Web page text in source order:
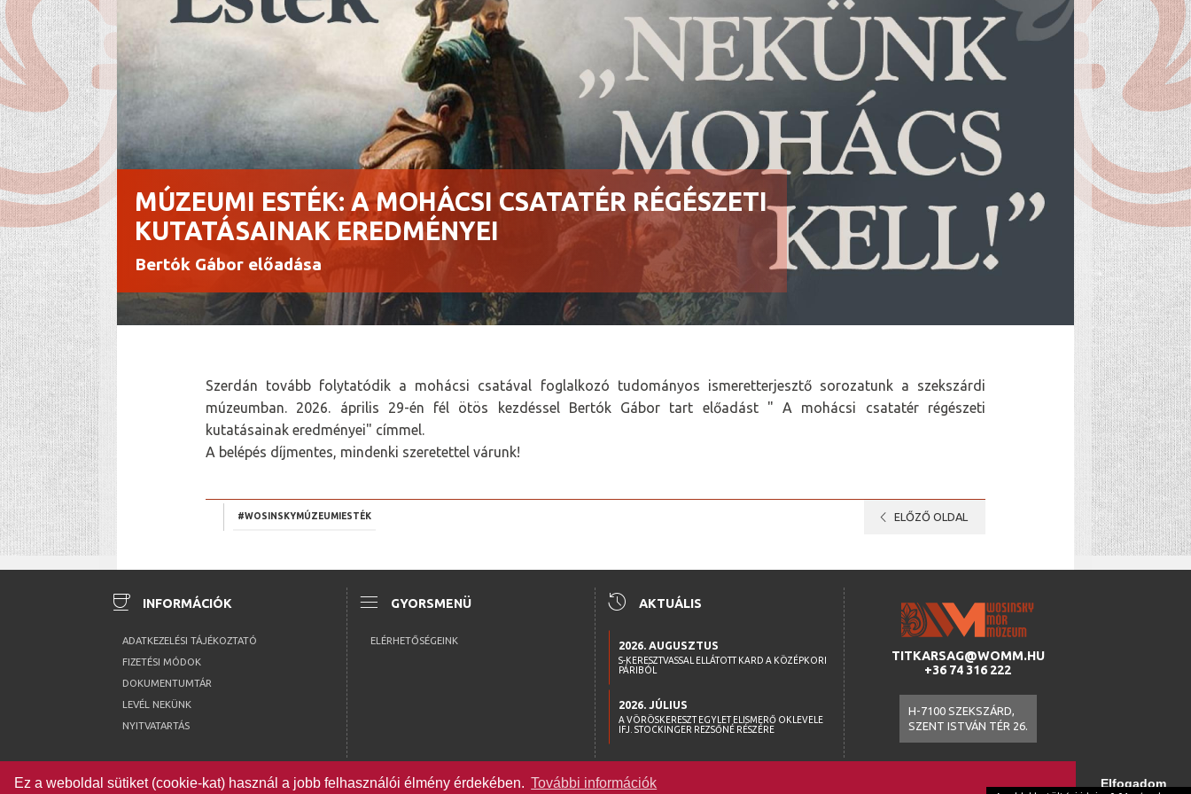
Ez a weboldal sütiket (cookie-kat) használ a jobb felhasználói élmény érdekében. További információk Elfogadom
MÚZEUMI ESTÉK: A MOHÁCSI CSATATÉR RÉGÉSZETI
KUTATÁSAINAK EREDMÉNYEI
Bertók Gábor előadása
Szerdán tovább folytatódik a mohácsi csatával foglalkozó tudományos ismeretterjesztő sorozatunk a szekszárdi
múzeumban. 2026. április 29-én fél ötös kezdéssel Bertók Gábor tart előadást " A mohácsi csatatér régészeti
kutatásainak eredményei" címmel.
A belépés díjmentes, mindenki szeretettel várunk!
#WOSINSKYMÚZEUMIESTÉK chevron_left ELŐZŐ OLDAL
coffee INFORMÁCIÓK
ADATKEZELÉSI TÁJÉKOZTATÓ
FIZETÉSI MÓDOK
DOKUMENTUMTÁR
LEVÉL NEKÜNK
NYITVATARTÁS
menu GYORSMENÜ
ELÉRHETŐSÉGEINK
history AKTUÁLIS
2026. AUGUSZTUS
S-KERESZTVASSAL ELLÁTOTT KARD A KÖZÉPKORI
PÁRIBÓL
2026. JÚLIUS
A VÖRÖSKERESZT EGYLET ELISMERŐ OKLEVELE
IFJ. STOCKINGER REZSŐNÉ RÉSZÉRE
TITKARSAG@WOMM.HU
+36 74 316 222
H-7100 SZEKSZÁRD,
SZENT ISTVÁN TÉR 26.
WWW.WOMM.HU•2026 © COPYRIGHT•MINDEN JOG FENNTARTVA